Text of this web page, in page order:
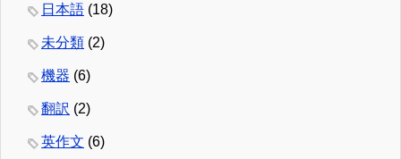
日本語 (18)
未分類 (2)
機器 (6)
翻訳 (2)
英作文 (6)